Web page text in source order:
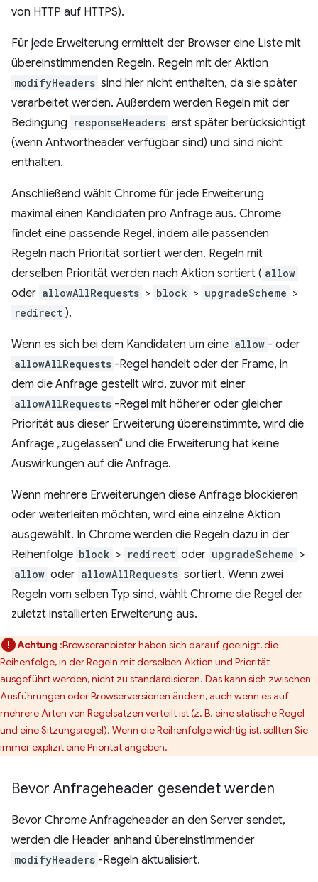
von HTTP auf HTTPS).
Für jede Erweiterung ermittelt der Browser eine Liste mit
übereinstimmenden Regeln. Regeln mit der Aktion
modifyHeaders sind hier nicht enthalten, da sie später
verarbeitet werden. Außerdem werden Regeln mit der
Bedingung responseHeaders erst später berücksichtigt
(wenn Antwortheader verfügbar sind) und sind nicht
enthalten.
Anschließend wählt Chrome für jede Erweiterung
maximal einen Kandidaten pro Anfrage aus. Chrome
findet eine passende Regel, indem alle passenden
Regeln nach Priorität sortiert werden. Regeln mit
derselben Priorität werden nach Aktion sortiert ( allow
oder allowAllRequests > block > upgradeScheme >
redirect ).
Wenn es sich bei dem Kandidaten um eine allow - oder
allowAllRequests -Regel handelt oder der Frame, in
dem die Anfrage gestellt wird, zuvor mit einer
allowAllRequests -Regel mit höherer oder gleicher
Priorität aus dieser Erweiterung übereinstimmte, wird die
Anfrage „zugelassen“ und die Erweiterung hat keine
Auswirkungen auf die Anfrage.
Wenn mehrere Erweiterungen diese Anfrage blockieren
oder weiterleiten möchten, wird eine einzelne Aktion
ausgewählt. In Chrome werden die Regeln dazu in der
Reihenfolge block > redirect oder upgradeScheme >
allow oder allowAllRequests sortiert. Wenn zwei
Regeln vom selben Typ sind, wählt Chrome die Regel der
zuletzt installierten Erweiterung aus.
Achtung :Browseranbieter haben sich darauf geeinigt, die
Reihenfolge, in der Regeln mit derselben Aktion und Priorität
ausgeführt werden, nicht zu standardisieren. Das kann sich zwischen
Ausführungen oder Browserversionen ändern, auch wenn es auf
mehrere Arten von Regelsätzen verteilt ist (z. B. eine statische Regel
und eine Sitzungsregel). Wenn die Reihenfolge wichtig ist, sollten Sie
immer explizit eine Priorität angeben.
Bevor Anfrageheader gesendet werden
Bevor Chrome Anfrageheader an den Server sendet,
werden die Header anhand übereinstimmender
modifyHeaders -Regeln aktualisiert.